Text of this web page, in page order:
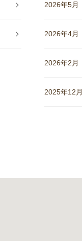
2026年5月
2026年4月
2026年2月
2025年12月
2025年9月